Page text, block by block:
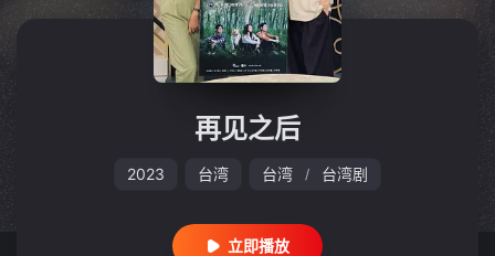
再见之后
2023 台湾 台湾 / 台湾剧
立即播放